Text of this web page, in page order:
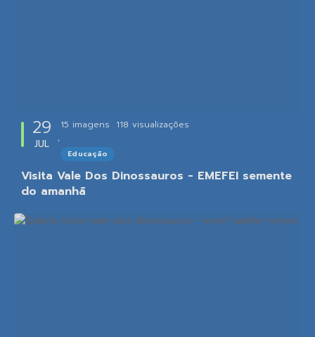
Educação
29
JUL
Visita Vale Dos Dinossauros - EMEFEI semente
do amanhã
118 visualizações
15 imagens